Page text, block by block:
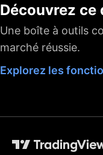
Nombre maximal
autorisé
d'abonnements aux
données de marché
barres disponible
Données financières
fondamentales)
Données
Découvrez ce
Une boîte à outils
marché réussie.
Explorez les